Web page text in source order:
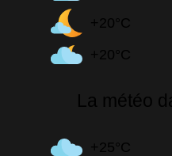
+20°C
+20°C
La météo
+25°C